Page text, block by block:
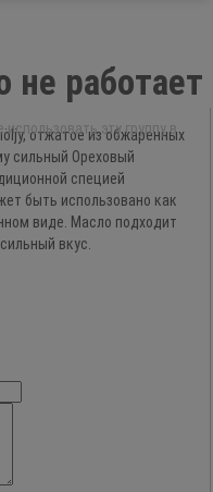
отжатое из обжаренных
сильный Ореховый
специей
быть использовано как
виде. Масло подходит
вкус.
не работает
эту группу в